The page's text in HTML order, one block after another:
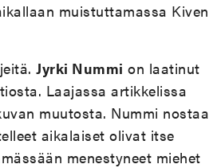
muistuttamassa Kiven
Jyrki Nummi on laatinut
Laajassa artikkelissa
muutosta. Nummi nostaa
aikalaiset olivat itse
menestyneet miehet